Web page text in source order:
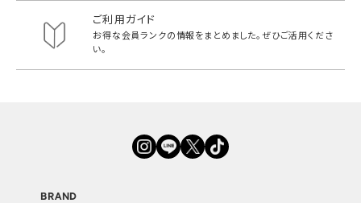
ご利用ガイド
お得な会員ランクの情報をまとめました。ぜひご活用くださ
い。
BRAND